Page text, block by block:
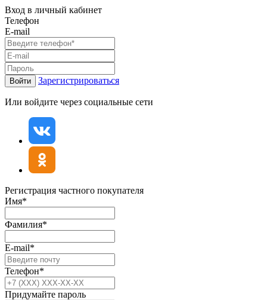
Вход в личный кабинет
Телефон
E-mail
Войти Зарегистрироваться
Или войдите через социальные сети
Регистрация частного покупателя
Имя*
Фамилия*
E-mail*
Телефон*
Придумайте пароль